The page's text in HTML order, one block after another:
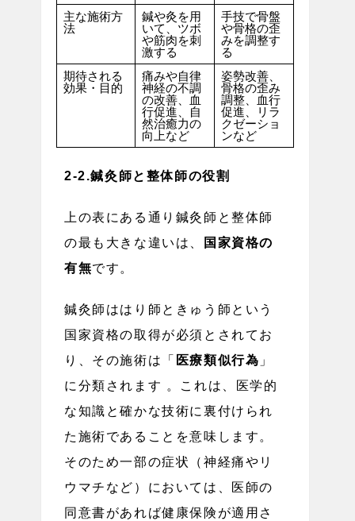
主な施術方
法
鍼や灸を用
いて、ツボ
や筋肉を刺
激する
手技で骨盤
や骨格の歪
みを調整す
る
期待される
効果・目的
痛みや自律
神経の不調
の改善、血
行促進、自
然治癒力の
向上など
姿勢改善、
骨格の歪み
調整、血行
促進、リラ
クゼーショ
ンなど
2-2.鍼灸師と整体師の役割
上の表にある通り鍼灸師と整体師
の最も大きな違いは、
国家資格の
有無です。
鍼灸師ははり師ときゅう師という
国家資格の取得が必須とされてお
り、その施術は「
医療類似行為 」
に分類されます 。これは、医学的
な知識と確かな技術に裏付けられ
た施術であることを意味します。
そのため一部の症状（神経痛やリ
ウマチなど）においては、医師の
同意書があれば健康保険が適用さ